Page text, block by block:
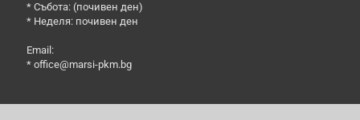
* Събота: (почивен ден)
* Неделя: почивен ден
Email:
* office@marsi-pkm.bg